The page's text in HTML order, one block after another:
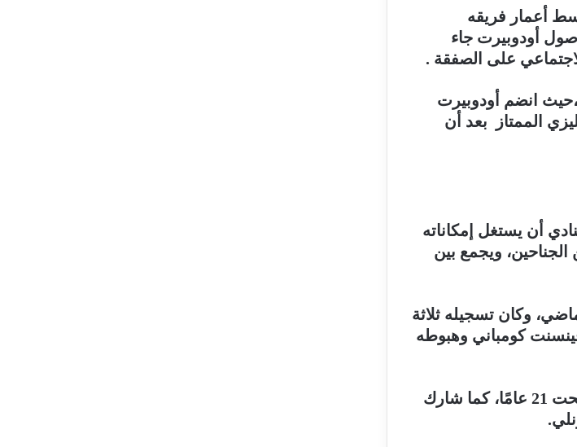
أعمار فريقه
أودوبيرت جاء
على الصفقة .
انضم أودوبيرت
الممتاز بعد أن
أن يستغل إمكاناته
ويجمع بين
وكان تسجيله ثلاثة
كومباني وهبوطه
ولعب أودوبيرت مع منتخب فرنسا للشباب، بما في ذلك منتخب تحت 21 عامًا، كما شارك